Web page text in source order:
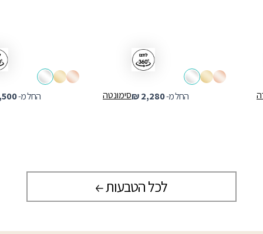
החל מ- סימונטה החל מ- ₪2,280
לכל הטבעות